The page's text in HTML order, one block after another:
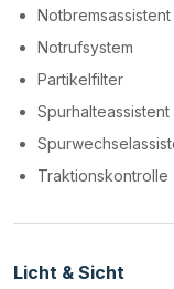
Notbremsassistent
Notrufsystem
Partikelfilter
Spurhalteassistent
Traktionskontrolle
Licht & Sicht